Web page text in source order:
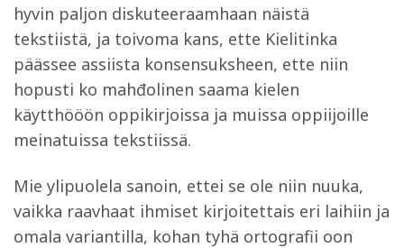
hyvin paljon diskuteeraamhaan näistä
tekstiistä, ja toivoma kans, ette Kielitinka
päässee assiista konsensuksheen, ette niin
hopusti ko mahđolinen saama kielen
käytthööön oppikirjoissa ja muissa oppiijoille
meinatuissa tekstiissä.
Mie ylipuolela sanoin, ettei se ole niin nuuka,
vaikka raavhaat ihmiset kirjoitettais eri laihiin ja
omala variantilla, kohan tyhä ortografii oon